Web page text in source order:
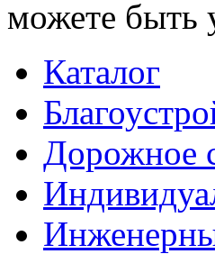
можете быть
Каталог
Дорожное